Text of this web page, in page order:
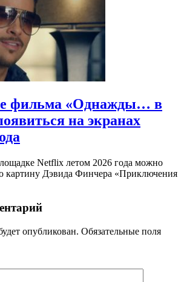
фильма «Однажды… в
на экранах
Netflix летом 2026 года можно
картину Дэвида Финчера «Приключения
опубликован. Обязательные поля